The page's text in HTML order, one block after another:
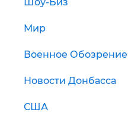
Мир
Военное Обозрение
Новости Донбасса
США